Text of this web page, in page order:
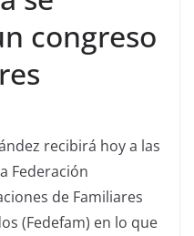
congreso
recibirá hoy a las
Federación
de Familiares
(Fedefam) en lo que